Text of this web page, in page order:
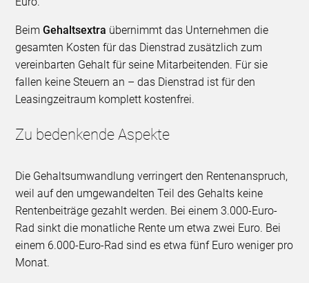
BeimGehaltsextra übernimmt das Unternehmen die
gesamten Kosten für das Dienstrad zusätzlich zum
vereinbarten Gehalt für seine Mitarbeitenden. Für sie
fallen keine Steuern an – das Dienstrad ist für den
Leasingzeitraum komplett kostenfrei.
Zu bedenkende Aspekte
Die Gehaltsumwandlung verringert den Rentenanspruch,
weil auf den umgewandelten Teil des Gehalts keine
Rentenbeiträge gezahlt werden. Bei einem 3.000-Euro-
Rad sinkt die monatliche Rente um etwa zwei Euro. Bei
einem 6.000-Euro-Rad sind es etwa fünf Euro weniger pro
Monat.